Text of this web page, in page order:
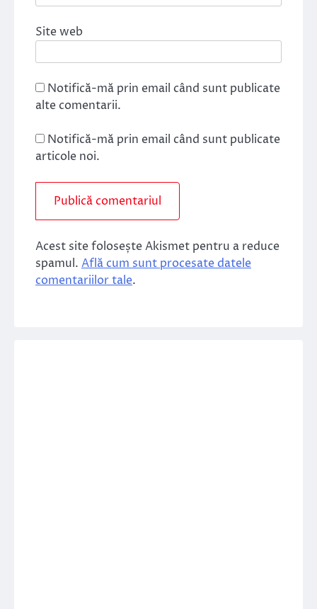
Site web
Notifică-mă prin email când sunt publicate
alte comentarii.
Notifică-mă prin email când sunt publicate
articole noi.
Acest site folosește Akismet pentru a reduce
spamul. Află cum sunt procesate datele
comentariilor tale.